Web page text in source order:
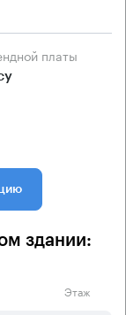
платы
здании:
Этаж